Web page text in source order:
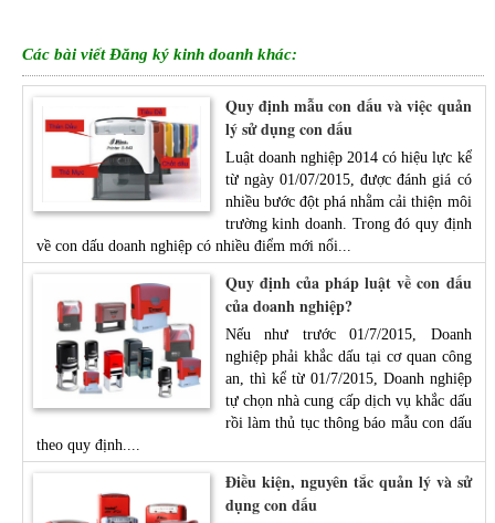
Các bài viết Đăng ký kinh doanh khác:
Quy định mẫu con dấu và việc quản
lý sử dụng con dấu
Luật doanh nghiệp 2014 có hiệu lực kể
từ ngày 01/07/2015, được đánh giá có
nhiều bước đột phá nhằm cải thiện môi
trường kinh doanh. Trong đó quy định
về con dấu doanh nghiệp có nhiều điểm mới nổi...
Quy định của pháp luật về con dấu
của doanh nghiệp?
Nếu như trước 01/7/2015, Doanh
nghiệp phải khắc dấu tại cơ quan công
an, thì kể từ 01/7/2015, Doanh nghiệp
tự chọn nhà cung cấp dịch vụ khắc dấu
rồi làm thủ tục thông báo mẫu con dấu
theo quy định....
Điều kiện, nguyên tắc quản lý và sử
dụng con dấu